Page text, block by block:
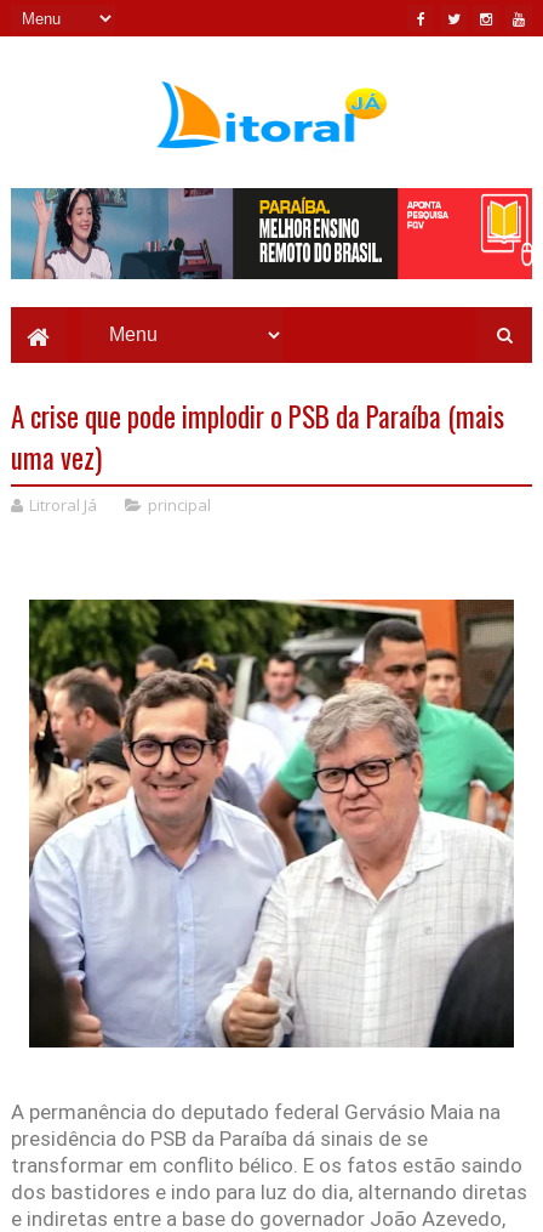
A crise que pode implodir o PSB da Paraíba (mais
uma vez)
Litroral Já principal
A permanência do deputado federal Gervásio Maia na
presidência do PSB da Paraíba dá sinais de se
transformar em conflito bélico. E os fatos estão saindo
dos bastidores e indo para luz do dia, alternando diretas
e indiretas entre a base do governador João Azevedo,